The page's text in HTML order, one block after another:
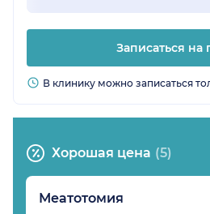
Записаться на
В клинику можно записаться
Хорошая цена (5)
Меатотомия